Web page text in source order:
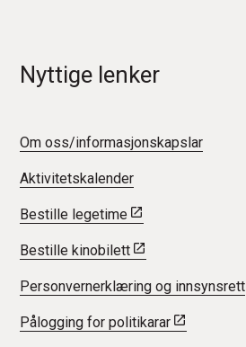
Nyttige lenker
Om oss/informasjonskapslar
Aktivitetskalender
Bestille legetime
Bestille kinobilett
Personvernerklæring og innsynsrett
Pålogging for politikarar